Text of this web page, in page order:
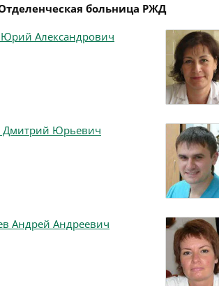
больница РЖД
Александрович
Дмитрий Юрьевич
Андрей Андреевич